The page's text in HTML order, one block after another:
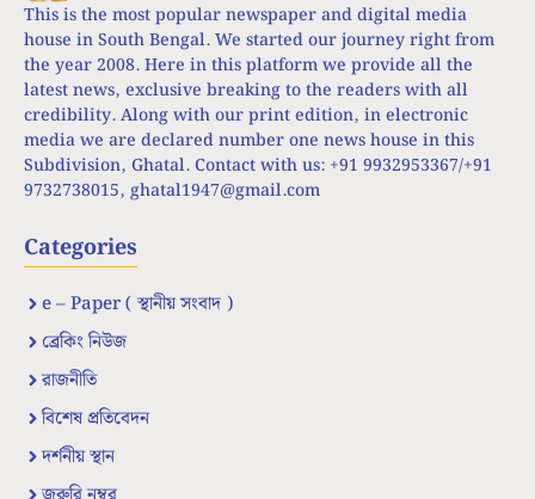
This is the most popular newspaper and digital media
house in South Bengal. We started our journey right from
the year 2008. Here in this platform we provide all the
latest news, exclusive breaking to the readers with all
credibility. Along with our print edition, in electronic
media we are declared number one news house in this
Subdivision, Ghatal. Contact with us: +91 9932953367/+91
9732738015, ghatal1947@gmail.com
Categories
e – Paper ( স্থানীয় সংবাদ )
ব্রেকিং নিউজ
রাজনীতি
বিশেষ প্রতিবেদন
দর্শনীয় স্থান